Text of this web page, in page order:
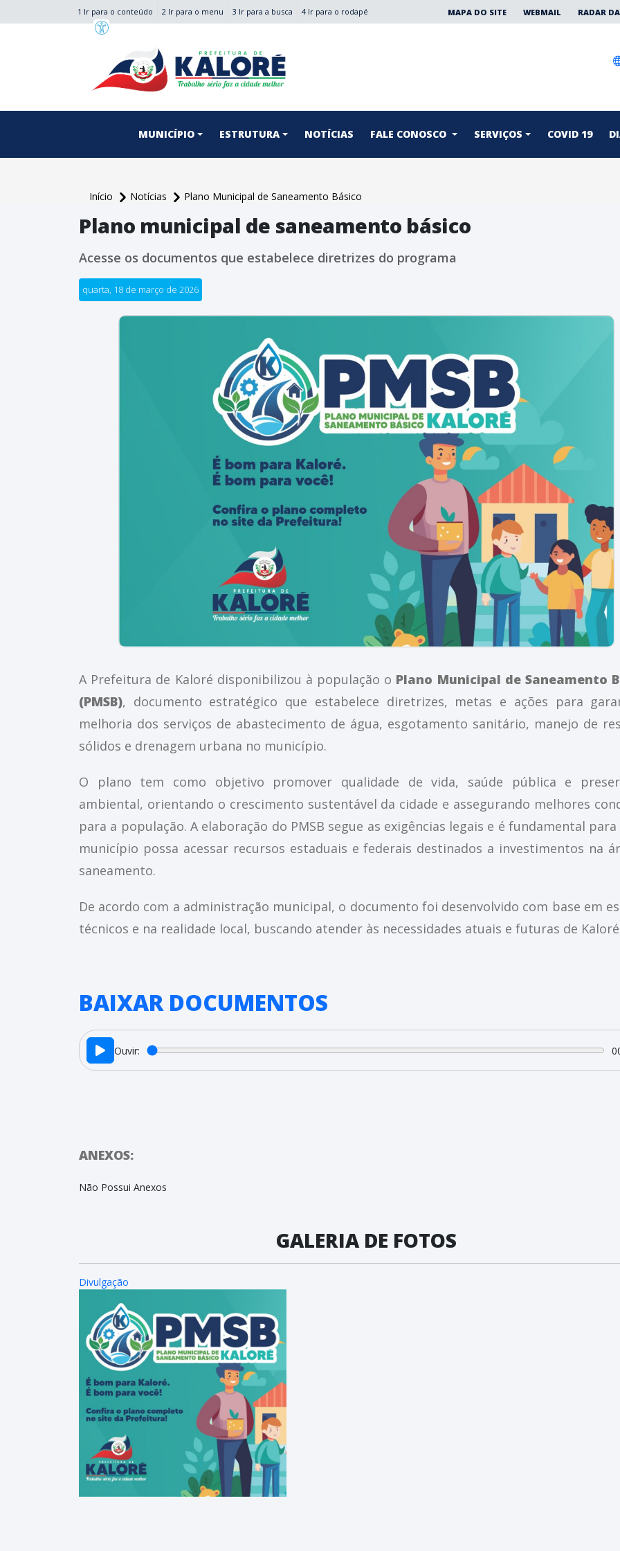
1 Ir para o conteúdo 2 Ir para o menu 3 Ir para a busca 4 Ir para o rodapé MAPA DO SITE WEBMAIL RADAR
MUNICÍPIO ESTRUTURA NOTÍCIAS FALE CONOSCO SERVIÇOS COVID 19
Início Notícias Plano Municipal de Saneamento Básico
Plano municipal de saneamento básico
Acesse os documentos que estabelece diretrizes do programa
quarta, 18 de março de 2026
A Prefeitura de Kaloré disponibilizou à população o Plano Municipal de Saneamento
(PMSB), documento estratégico que estabelece diretrizes, metas e ações para
melhoria dos serviços de abastecimento de água, esgotamento sanitário, manejo de
sólidos e drenagem urbana no município.
O plano tem como objetivo promover qualidade de vida, saúde pública e
ambiental, orientando o crescimento sustentável da cidade e assegurando melhores
para a população. A elaboração do PMSB segue as exigências legais e é fundamental
município possa acessar recursos estaduais e federais destinados a investimentos na
saneamento.
De acordo com a administração municipal, o documento foi desenvolvido com base em
técnicos e na realidade local, buscando atender às necessidades atuais e futuras de
BAIXAR DOCUMENTOS
Ouvir:
ANEXOS:
Não Possui Anexos
GALERIA DE FOTOS
Divulgação